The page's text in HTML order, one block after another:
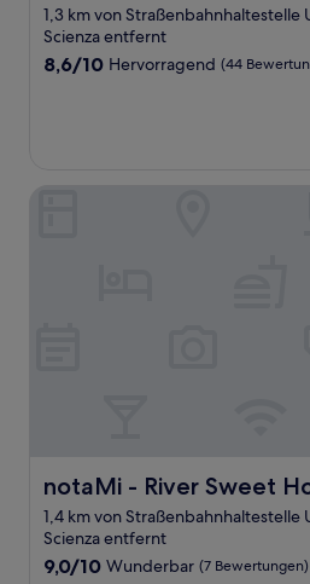
1,3 km von Straßenbahnhaltestelle
Scienza entfernt
8.6
8,6/10 Hervorragend (44
notaMi - River Sweet
notaMi - River Sweet Home
1,4 km von Straßenbahnhaltestelle
Scienza entfernt
9.0
9,0/10 Wunderbar (7 Bewertungen)